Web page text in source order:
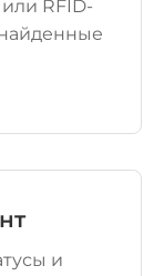
RFID-
и